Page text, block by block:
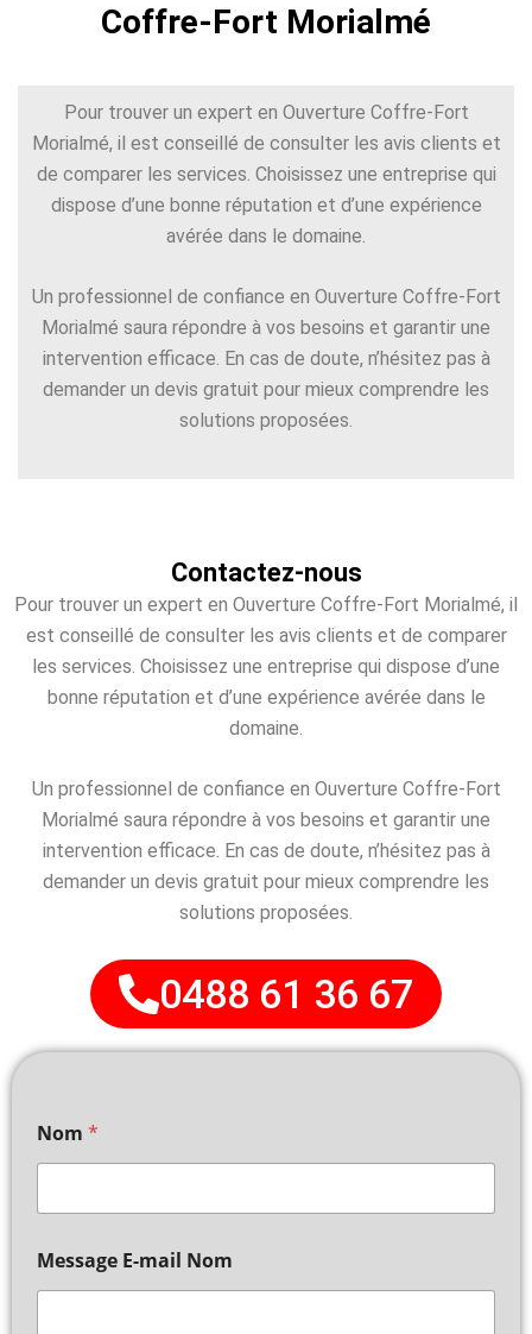
Coffre-Fort Morialmé
Pour trouver un expert en Ouverture Coffre-Fort
Morialmé, il est conseillé de consulter les avis clients et
de comparer les services. Choisissez une entreprise qui
dispose d’une bonne réputation et d’une expérience
avérée dans le domaine.
Un professionnel de confiance en Ouverture Coffre-Fort
Morialmé saura répondre à vos besoins et garantir une
intervention efficace. En cas de doute, n’hésitez pas à
demander un devis gratuit pour mieux comprendre les
solutions proposées.
Contactez-nous
Pour trouver un expert en Ouverture Coffre-Fort Morialmé, il
est conseillé de consulter les avis clients et de comparer
les services. Choisissez une entreprise qui dispose d’une
bonne réputation et d’une expérience avérée dans le
domaine.
Un professionnel de confiance en Ouverture Coffre-Fort
Morialmé saura répondre à vos besoins et garantir une
intervention efficace. En cas de doute, n’hésitez pas à
demander un devis gratuit pour mieux comprendre les
solutions proposées.
0488 61 36 67
Nom *
Message E-mail Nom